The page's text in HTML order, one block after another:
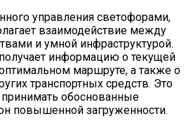
управления светофорами,
взаимодействие между
и умной инфраструктурой.
информацию о текущей
маршруте, а также о
транспортных средств. Это
обоснованные
повышенной загруженности.